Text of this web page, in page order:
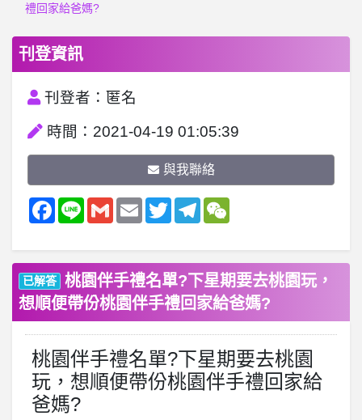
禮回家給爸媽?
刊登資訊
刊登者：匿名
時間：2021-04-19 01:05:39
與我聯絡
Facebook
Line GmailEmail TwitterTelegramWeChat
已解答
桃園伴手禮名單?下星期要去桃園玩，
想順便帶份桃園伴手禮回家給爸媽?
桃園伴手禮名單?下星期要去桃園
玩，想順便帶份桃園伴手禮回家給
爸媽?